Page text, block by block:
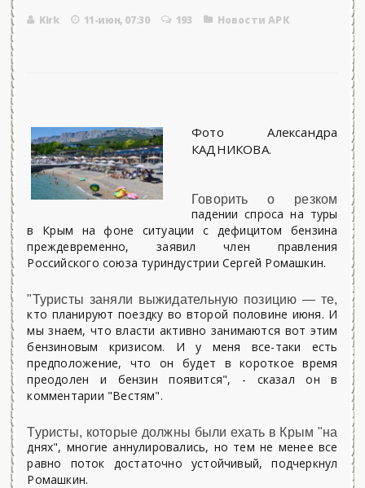
Kirk 11-июн, 07:30 193 Новости АРК
Фото Александра
КАДНИКОВА.
Говорить о резком
падении спроса на туры
в Крым на фоне ситуации с дефицитом бензина
преждевременно, заявил член правления
Российского союза туриндустрии Сергей Ромашкин.
"Туристы заняли выжидательную позицию — те,
кто планируют поездку во второй половине июня. И
мы знаем, что власти активно занимаются вот этим
бензиновым кризисом. И у меня все-таки есть
предположение, что он будет в короткое время
преодолен и бензин появится", - сказал он в
комментарии "Вестям".
Туристы, которые должны были ехать в Крым "на
днях", многие аннулировались, но тем не менее все
равно поток достаточно устойчивый, подчеркнул
Ромашкин.